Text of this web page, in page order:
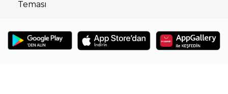
Teması